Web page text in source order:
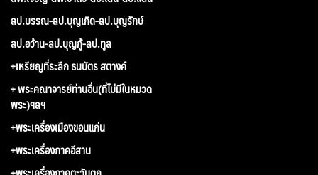
ลป.บรรณ-ลป.บุญเกิด-ลป.บุญรักษ์
ลป.อว้าน-ลป.บุญกู้-ลป.ทูล
+เหรียญที่ระลึก ธนบัตร สตางค์
+ พระคณาจารย์ท่านอื่น(ที่ไม่มีในหมวด
พระ)ฯลฯ
+พระเครื่องเมืองขอนแก่น
+พระเครื่องภาคอีสาน